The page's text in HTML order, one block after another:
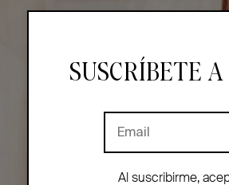
SUSCRÍBETE
Al suscribirme,